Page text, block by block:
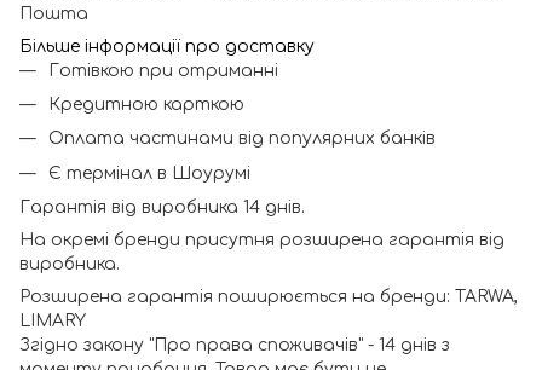
Пошта
Більше інформації про доставку
Готівкою при отриманні
Кредитною карткою
Оплата частинами від популярних банків
Є термінал в Шоурумі
Гарантія від виробника 14 днів.
На окремі бренди присутня розширена гарантія від
виробника.
Розширена гарантія поширюється на бренди: TARWA,
LIMARY
Згідно закону "Про права споживачів" - 14 днів з